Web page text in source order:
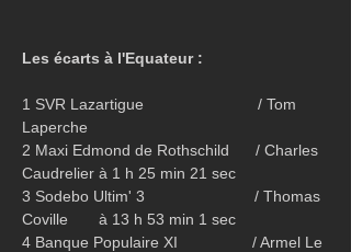
Les écarts à l'Equateur :
1 SVR Lazartigue                          / Tom
Laperche
2 Maxi Edmond de Rothschild      / Charles
Caudrelier à 1 h 25 min 21 sec
3 Sodebo Ultim' 3                         / Thomas
Coville       à 13 h 53 min 1 sec
4 Banque Populaire XI                 / Armel Le